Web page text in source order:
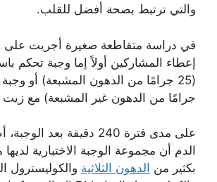
والتي ترتبط بصحة أفضل للقلب.
إعطاء المشاركين أولاً إما وجبة تحكم
جرامًا من الدهون غير المشبعة) مع زيت
على مدى فترة 240 دقيقة بعد
الدم أن مجموعة الوجبة الاختبارية
بكثير من الدهون الثلاثية والكوليسترول